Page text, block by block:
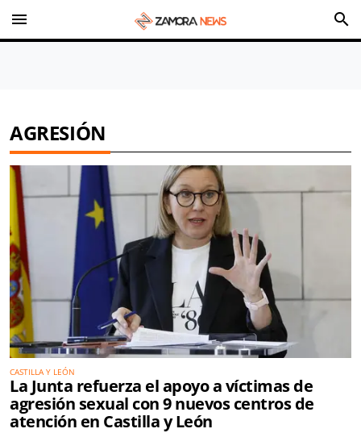
menu search
AGRESIÓN
CASTILLA Y LEÓN
La Junta refuerza el apoyo a víctimas de
agresión sexual con 9 nuevos centros de
atención en Castilla y León